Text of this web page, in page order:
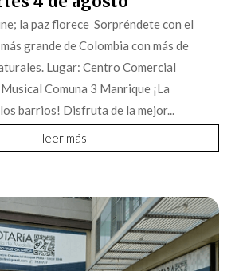
la paz florece Sorpréndete con el
grande de Colombia con más de
Lugar: Centro Comercial
Comuna 3 Manrique ¡La
barrios! Disfruta de la mejor...
leer más